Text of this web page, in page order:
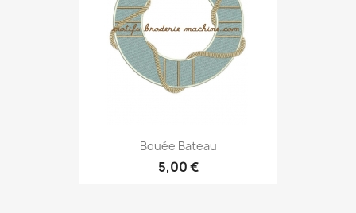
Bouée Bateau
5,00 €